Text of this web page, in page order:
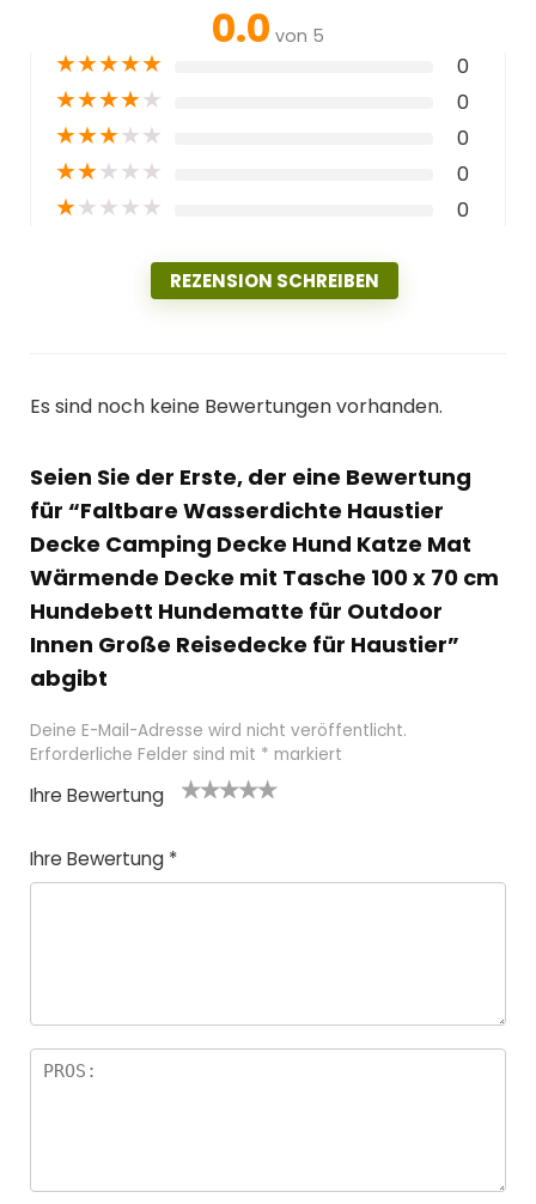
0.0 von 5
★★★★★ 0
★★★★★ 0
★★★★★ 0
★★★★★ 0
★★★★★ 0
REZENSION SCHREIBEN
Es sind noch keine Bewertungen vorhanden.
Seien Sie der Erste, der eine Bewertung
für “Faltbare Wasserdichte Haustier
Decke Camping Decke Hund Katze Mat
Wärmende Decke mit Tasche 100 x 70 cm
Hundebett Hundematte für Outdoor
Innen Große Reisedecke für Haustier”
abgibt
Deine E-Mail-Adresse wird nicht veröffentlicht.
Erforderliche Felder sind mit * markiert
Ihre Bewertung
o
r
5 St
nen
en
Ihre Bewertung *